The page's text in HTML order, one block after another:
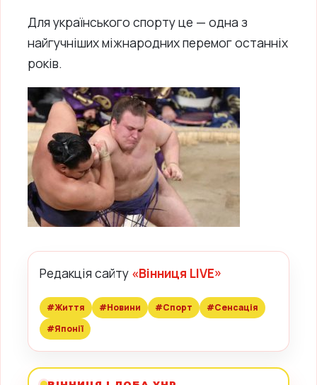
Для українського спорту це — одна з
найгучніших міжнародних перемог останніх
років.
Редакція сайту «Вінниця LIVE»
#Життя #Новини #Спорт
#Сенсація
#Японії